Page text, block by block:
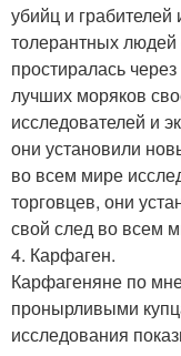
убийц и грабителей
толерантных людей
простиралась
лучших моряков
исследователей и
они установили
во всем мире
торговцев, они
свой след во всем
4. Карфаген.
Карфагеняне по
пронырливыми
исследования